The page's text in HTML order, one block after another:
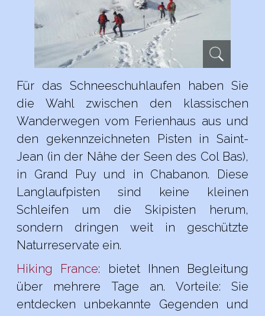
Für das Schneeschuhlaufen haben Sie
die Wahl zwischen den klassischen
Wanderwegen vom Ferienhaus aus und
den gekennzeichneten Pisten in Saint-
Jean (in der Nähe der Seen des Col Bas),
in Grand Puy und in Chabanon. Diese
Langlaufpisten sind keine kleinen
Schleifen um die Skipisten herum,
sondern dringen weit in geschützte
Naturreservate ein.
Hiking France: bietet Ihnen Begleitung
über mehrere Tage an. Vorteile: Sie
entdecken unbekannte Gegenden und